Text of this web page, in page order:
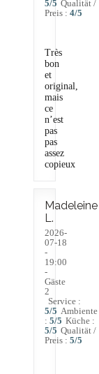
5/5 Qualität /
Preis : 4/5
Très
bon
et
original,
mais
ce
n’est
pas
pas
assez
copieux
Madeleine
L
2026-
07-18
-
19:00
-
Gäste
2
Service :
5/5 Ambiente
: 5/5 Küche :
5/5 Qualität /
Preis : 5/5